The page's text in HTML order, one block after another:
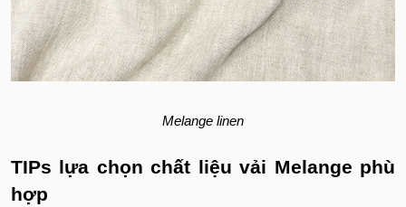
Melange linen
TIPs lựa chọn chất liệu vải Melange phù
hợp